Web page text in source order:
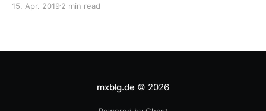
Natürlich auch wieder mit Artikel dazu ;) Wer nicht
[https://mxblg.de/home-server-
15. Apr. 2019 2 min read
mxblg.de © 2026